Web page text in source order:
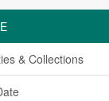
& Collections